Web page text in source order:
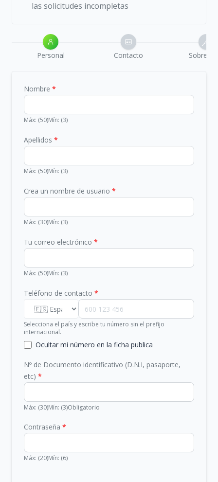
las solicitudes incompletas
Personal Contacto Sobre
Nombre *
Máx: (50)Mín: (3)
Apellidos *
Máx: (50)Mín: (3)
Crea un nombre de usuario *
Máx: (30)Mín: (3)
Tu correo electrónico *
Máx: (50)Mín: (3)
Teléfono de contacto *
Selecciona el país y escribe tu número sin el prefijo
internacional.
Ocultar mi número en la ficha publica
Nº de Documento identificativo (D.N.I, pasaporte,
etc) *
Máx: (30)Mín: (3)Obligatorio
Contraseña *
Máx: (20)Mín: (6)